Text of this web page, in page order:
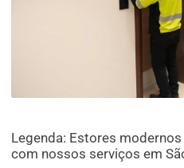
Legenda: Estores
com nossos serviços em